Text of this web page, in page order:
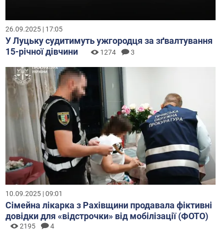
26.09.2025 | 17:05
У Луцьку судитимуть ужгородця за зґвалтування
15-річної дівчини
1274 3
10.09.2025 | 09:01
Сімейна лікарка з Рахівщини продавала фіктивні
довідки для «відстрочки» від мобілізації (ФОТО)
2195 4